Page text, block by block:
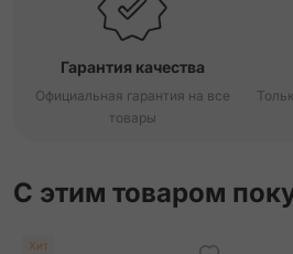
Гарантия качества
Официальная гарантия на все
товары
С этим товаром
Хит